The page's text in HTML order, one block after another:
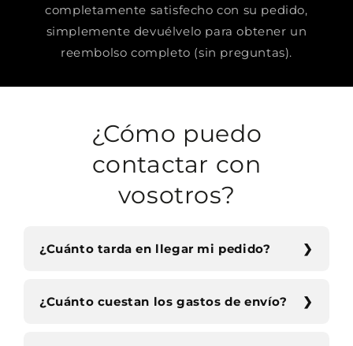
completamente satisfecho con su pedido,
simplemente devuélvelo para obtener un
reembolso completo (sin preguntas).
¿Cómo puedo
contactar con
vosotros?
¿Cuánto tarda en llegar mi pedido?
¿Cuánto cuestan los gastos de envío?